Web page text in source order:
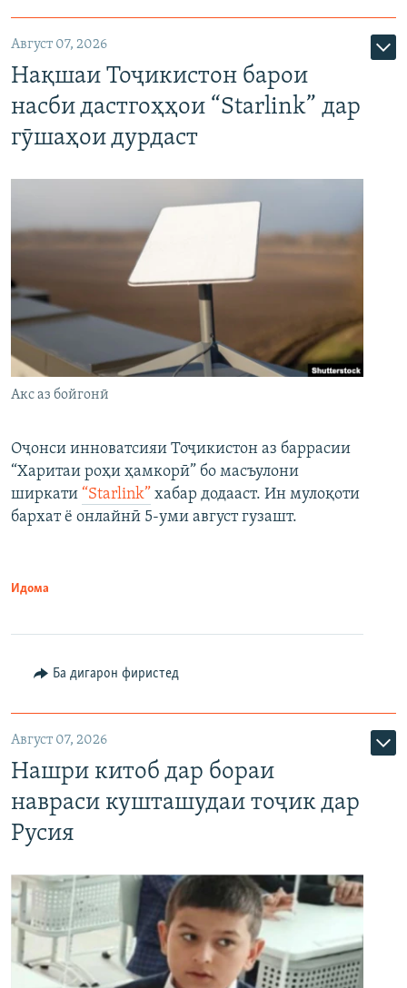
Август 07, 2026
Нақшаи Тоҷикистон барои
насби дастгоҳҳои “Starlink” дар
гӯшаҳои дурдаст
Акс аз бойгонӣ
Оҷонси инноватсияи Тоҷикистон аз баррасии
“Харитаи роҳи ҳамкорӣ” бо масъулони
ширкати “Starlink” хабар додааст. Ин мулоқоти
бархат ё онлайнӣ 5-уми август гузашт.
Идома
Ба дигарон фиристед
Август 07, 2026
Нашри китоб дар бораи
навраси кушташудаи тоҷик дар
Русия